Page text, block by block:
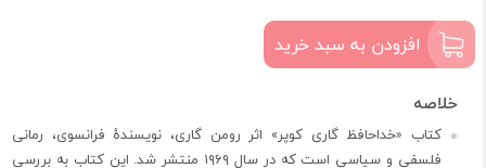
افزودن به سبد خرید
کتاب «خداحافظ گاری کوپر» اثر رومن گاری، نویسندهٔ فرانسوی، رمانی
فلسفی و سیاسی است که در سال ۱۹۶۹ منتشر شد. این کتاب به بررسی